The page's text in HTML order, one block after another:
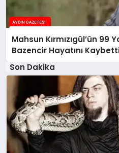
Mahsun Kırmızıgül’ün 99
Bazencir Hayatını
Son Dakika